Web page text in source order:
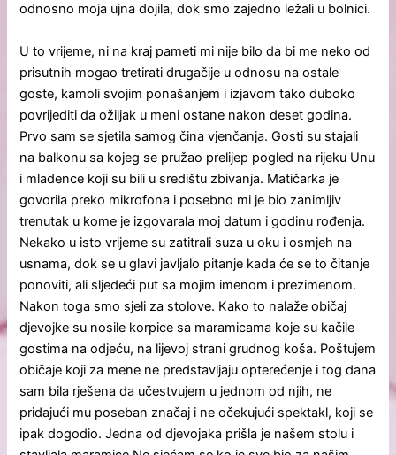
odnosno moja ujna dojila, dok smo zajedno ležali u bolnici.
U to vrijeme, ni na kraj pameti mi nije bilo da bi me neko od
prisutnih mogao tretirati drugačije u odnosu na ostale
goste, kamoli svojim ponašanjem i izjavom tako duboko
povrijediti da ožiljak u meni ostane nakon deset godina.
Prvo sam se sjetila samog čina vjenčanja. Gosti su stajali
na balkonu sa kojeg se pružao prelijep pogled na rijeku Unu
i mladence koji su bili u središtu zbivanja. Matičarka je
govorila preko mikrofona i posebno mi je bio zanimljiv
trenutak u kome je izgovarala moj datum i godinu rođenja.
Nekako u isto vrijeme su zatitrali suza u oku i osmjeh na
usnama, dok se u glavi javljalo pitanje kada će se to čitanje
ponoviti, ali sljedeći put sa mojim imenom i prezimenom.
Nakon toga smo sjeli za stolove. Kako to nalaže običaj
djevojke su nosile korpice sa maramicama koje su kačile
gostima na odjeću, na lijevoj strani grudnog koša. Poštujem
običaje koji za mene ne predstavljaju opterećenje i tog dana
sam bila rješena da učestvujem u jednom od njih, ne
pridajući mu poseban značaj i ne očekujući spektakl, koji se
ipak dogodio. Jedna od djevojaka prišla je našem stolu i